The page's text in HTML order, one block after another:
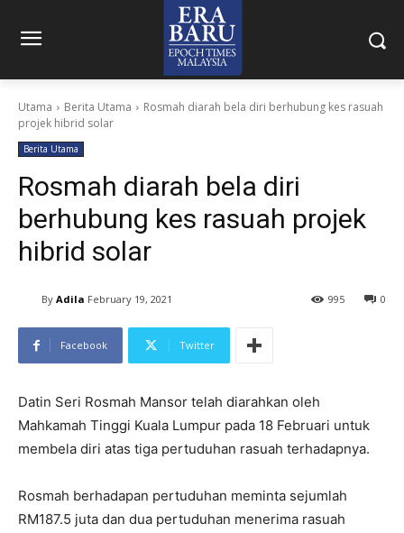
Utama Berita Utama
Rosmah diarah bela diri berhubung kes rasuah
projek hibrid solar
Berita Utama
Rosmah diarah bela diri
berhubung kes rasuah projek
hibrid solar
By Adila February 19, 2021 0
995
Facebook Twitter
Datin Seri Rosmah Mansor telah diarahkan oleh
Mahkamah Tinggi Kuala Lumpur pada 18 Februari untuk
membela diri atas tiga pertuduhan rasuah terhadapnya.
Rosmah berhadapan pertuduhan meminta sejumlah
RM187.5 juta dan dua pertuduhan menerima rasuah